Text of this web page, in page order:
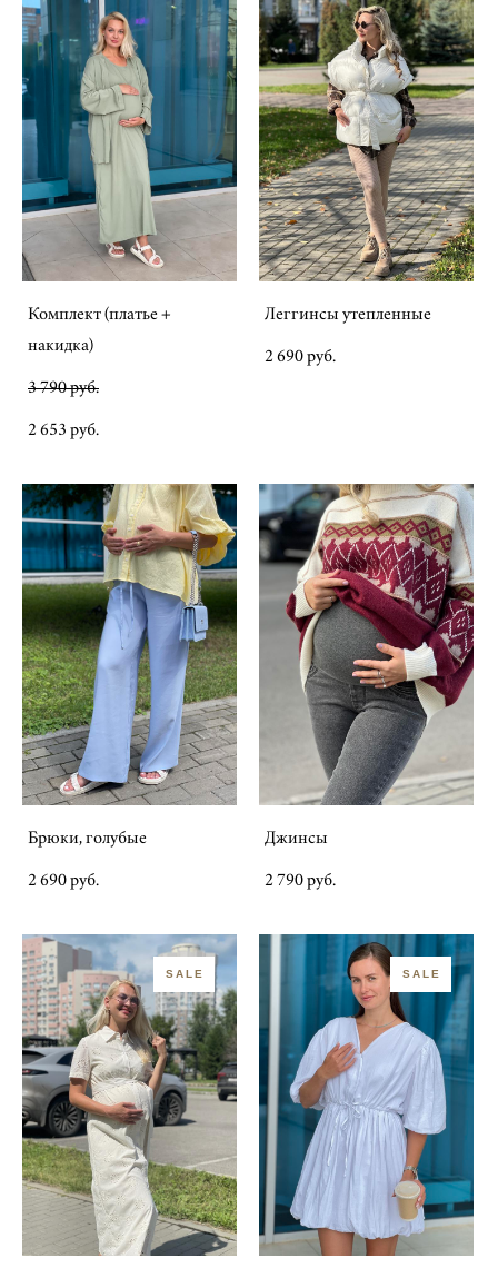
Комплект (платье +
накидка)
3 790 pуб.
2 653 pуб.
Леггинсы утепленные
2 690 pуб.
Брюки, голубые
2 690 pуб.
Джинсы
2 790 pуб.
SALE SALE